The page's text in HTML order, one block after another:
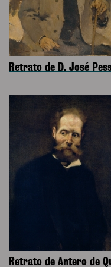
Retrato de D. José
Retrato de Antero de